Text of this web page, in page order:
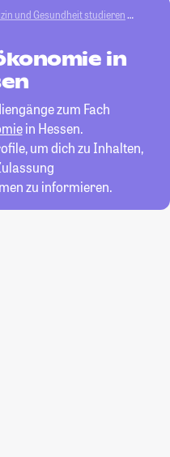
und Gesundheit studieren
in
zum Fach
in Hessen.
um dich zu Inhalten,
zu informieren.